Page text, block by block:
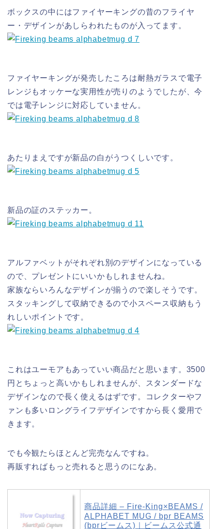
ボックスの中にはファイヤーキングの昔のフライヤ
ー・デザインがあしらわれたものが入ってます。
ファイヤーキングが発売したころは耐熱ガラスで電子
レンジもオッケーな実用性が売りのようでしたが、今
では電子レンジに対応していません。
あたりまえですが新品の白がうつくしいです。
新品の証のステッカー。
アルファベットがそれぞれ別のデザインになっている
ので、プレゼントにいいかもしれませんね。
家族ならいろんなデザインが揃うので楽しそうです。
スタッキングして収納できるので小スペース収納もう
れしいポイントです。
これはユーモアもあっていい商品だと思います。3500
円とちょっと高いかもしれませんが、スタンダードな
デザインなので長く使えるはずです。コレクターやフ
ァンも多いロングライフデザインですから長く愛用で
きます。
でも今観たらほとんど完売なんですね。
再販すればもっと売れると思うのになあ。
商品詳細 – Fire-King×BEAMS /
ALPHABET MUG / bpr BEAMS
(bprビームス)｜ビームス公式通